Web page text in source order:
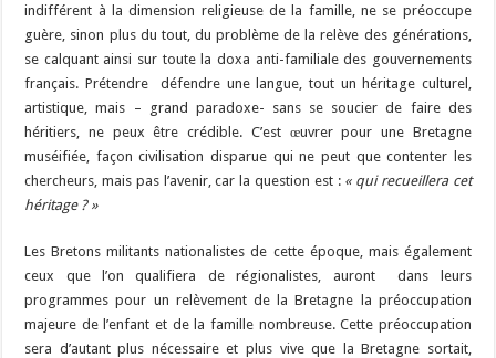
indifférent à la dimension religieuse de la famille, ne se préoccupe
guère, sinon plus du tout, du problème de la relève des générations,
se calquant ainsi sur toute la doxa anti-familiale des gouvernements
français. Prétendre défendre une langue, tout un héritage culturel,
artistique, mais – grand paradoxe- sans se soucier de faire des
héritiers, ne peux être crédible. C’est œuvrer pour une Bretagne
muséifiée, façon civilisation disparue qui ne peut que contenter les
chercheurs, mais pas l’avenir, car la question est :« qui recueillera cet
héritage ? »
Les Bretons militants nationalistes de cette époque, mais également
ceux que l’on qualifiera de régionalistes, auront dans leurs
programmes pour un relèvement de la Bretagne la préoccupation
majeure de l’enfant et de la famille nombreuse. Cette préoccupation
sera d’autant plus nécessaire et plus vive que la Bretagne sortait,